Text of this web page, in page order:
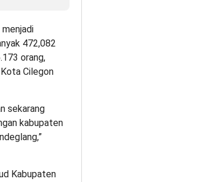
472,082
orang,
Cilegon
sekarang
kabupaten
Kabupaten